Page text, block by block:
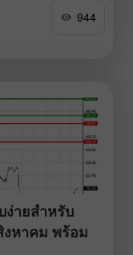
สินทรัพย์ที่มีความ
มสนใจหันไปที่การ
944
ง่ายสำหรับ
งหาคม พร้อม